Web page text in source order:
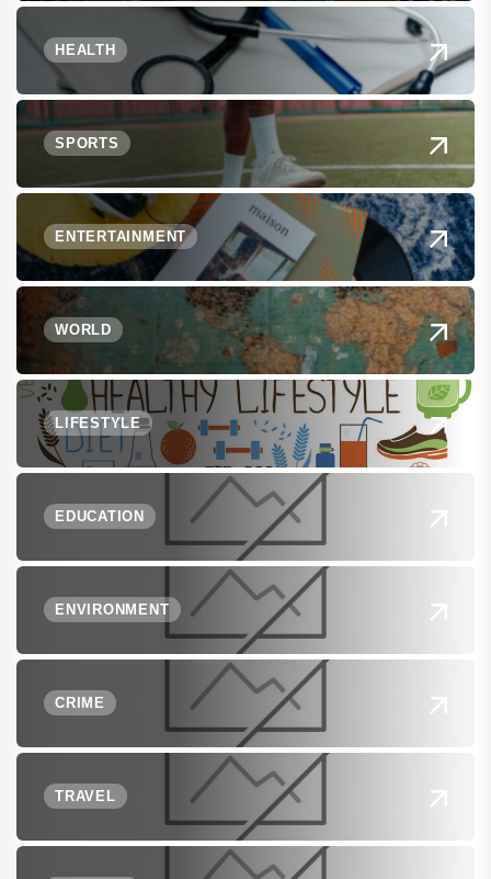
HEALTH
SPORTS
ENTERTAINMENT
WORLD
LIFESTYLE
EDUCATION
ENVIRONMENT
CRIME
TRAVEL